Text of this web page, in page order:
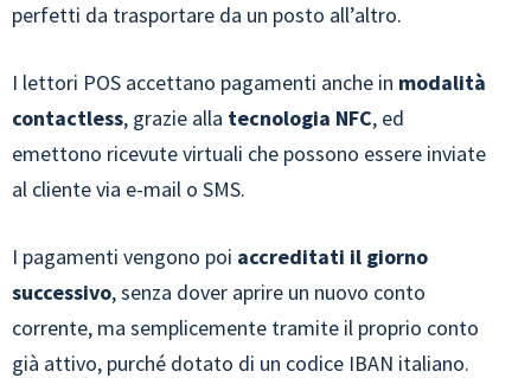
perfetti da trasportare da un posto all’altro.
I lettori POS accettano pagamenti anche in modalità
contactless, grazie alla tecnologia NFC, ed
emettono ricevute virtuali che possono essere inviate
al cliente via e-mail o SMS.
I pagamenti vengono poi accreditati il giorno
successivo, senza dover aprire un nuovo conto
corrente, ma semplicemente tramite il proprio conto
già attivo, purché dotato di un codice IBAN italiano.